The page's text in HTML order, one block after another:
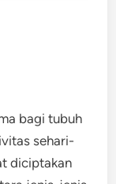
bagi tubuh
sehari-
diciptakan